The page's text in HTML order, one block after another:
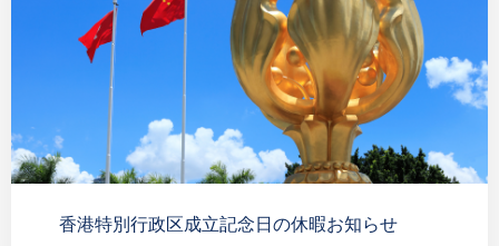
香港特別行政区成立記念日の休暇お知らせ